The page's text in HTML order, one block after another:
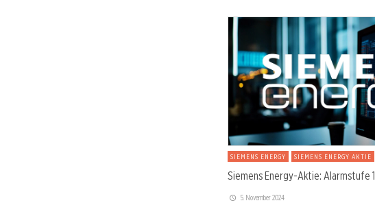
SIEMENS ENERGY SIEMENS ENERGY AKTIE
Siemens Energy-Aktie: Alarmstufe 1
5. November 2024